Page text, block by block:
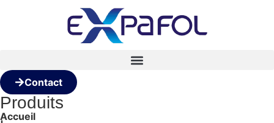
Contact
Produits
Accueil